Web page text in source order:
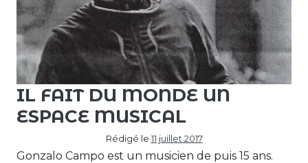
IL FAIT DU MONDE UN
ESPACE MUSICAL
Rédigé le 11 juillet 2017
Gonzalo Campo est un musicien de puis 15 ans.